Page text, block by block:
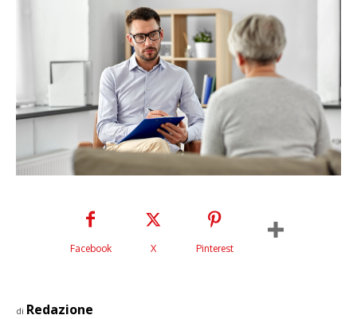
Facebook X Pinterest
di Redazione